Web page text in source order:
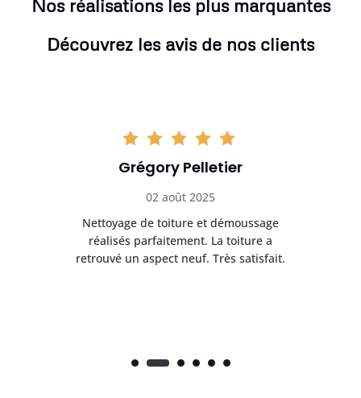
Nos réalisations les plus marquantes
Découvrez les avis de nos clients
Grégory Pelletier
02 août 2025
Nettoyage de toiture et démoussage
réalisés parfaitement. La toiture a
retrouvé un aspect neuf. Très satisfait.